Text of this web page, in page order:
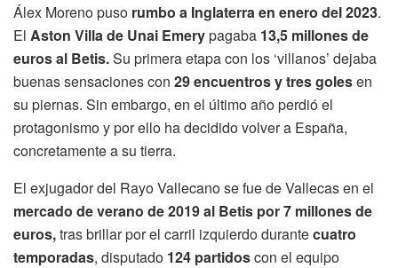
Álex Moreno puso rumbo a Inglaterra en enero del 2023.
El Aston Villa de Unai Emerypagaba 13,5 millones de
euros al Betis.Su primera etapa con los ‘villanos’ dejaba
buenas sensaciones con 29 encuentros y tres golesen
su piernas. Sin embargo, en el último año perdió el
protagonismo y por ello ha decidido volver a España,
concretamente a su tierra.
El exjugador del Rayo Vallecano se fue de Vallecas en el
mercado de verano de 2019 al Betis por 7 millones de
euros,tras brillar por el carril izquierdo durantecuatro
temporadas, disputado 124 partidoscon el equipo